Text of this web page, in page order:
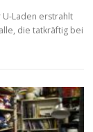
Laden erstrahlt
die tatkräftig bei